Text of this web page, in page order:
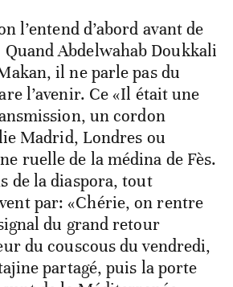
l’entend d’abord avant de
Abdelwahab Doukkali
il ne parle pas du
l’avenir. Ce «Il était une
un cordon
Madrid, Londres ou
ruelle de la médina de Fès.
de la diaspora, tout
par: «Chérie, on rentre
du grand retour
du couscous du vendredi,
partagé, puis la porte